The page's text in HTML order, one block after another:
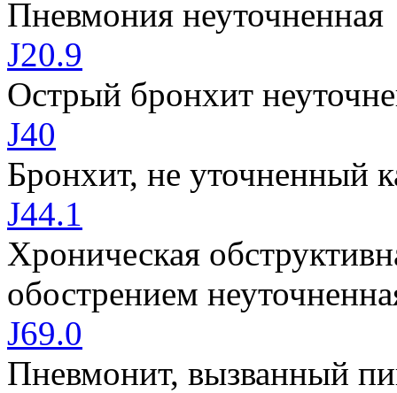
Пневмония неуточненная
J20.9
Острый бронхит
J40
Бронхит, не уточненный
J44.1
Хроническая
обострением
J69.0
Пневмонит, вызванный